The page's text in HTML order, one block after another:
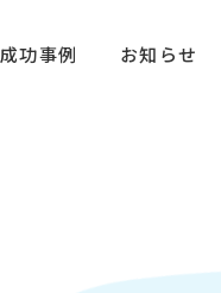
成功事例 お知らせ